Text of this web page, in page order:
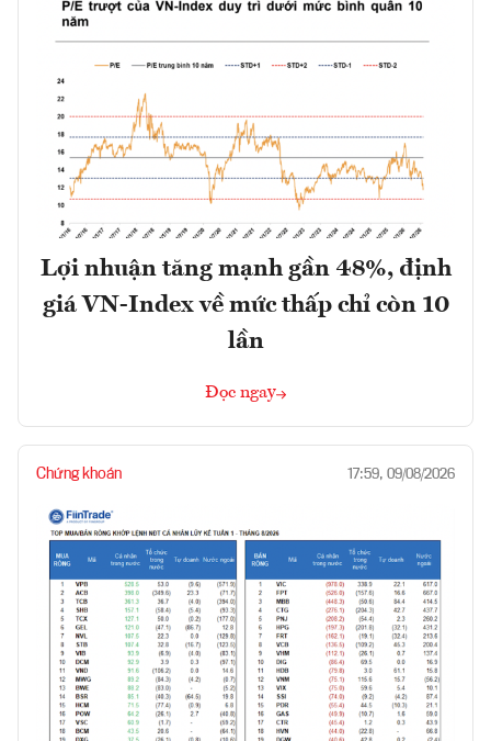
Lợi nhuận tăng mạnh gần 48%, định
giá VN-Index về mức thấp chỉ còn 10
lần
Đọc ngay
Chứng khoán 17:59, 09/08/2026